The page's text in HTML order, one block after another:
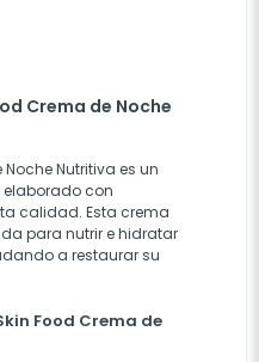
Crema de Noche
Nutritiva es un
con
calidad. Esta crema
para nutrir e hidratar
a restaurar su
Food Crema de